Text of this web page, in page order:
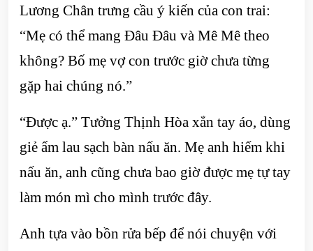
Lương Chân trưng cầu ý kiến của con trai:
“Mẹ có thể mang Đâu Đâu và Mê Mê theo
không? Bố mẹ vợ con trước giờ chưa từng
gặp hai chúng nó.”
“Được ạ.” Tưởng Thịnh Hòa xắn tay áo, dùng
giẻ ẩm lau sạch bàn nấu ăn. Mẹ anh hiếm khi
nấu ăn, anh cũng chưa bao giờ được mẹ tự tay
làm món mì cho mình trước đây.
Anh tựa vào bồn rửa bếp để nói chuyện với